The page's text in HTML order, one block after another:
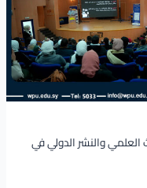
والنشر الدولي في